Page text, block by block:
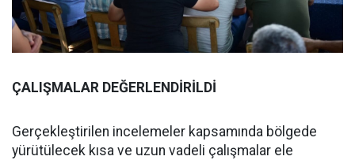
ÇALIŞMALAR DEĞERLENDİRİLDİ
Gerçekleştirilen incelemeler kapsamında bölgede
yürütülecek kısa ve uzun vadeli çalışmalar ele